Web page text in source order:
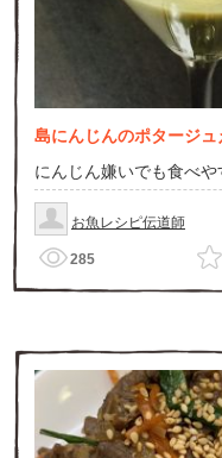
島にんじんのポタージュ
にんじん嫌いでも食べや
お魚レシピ伝道師
285